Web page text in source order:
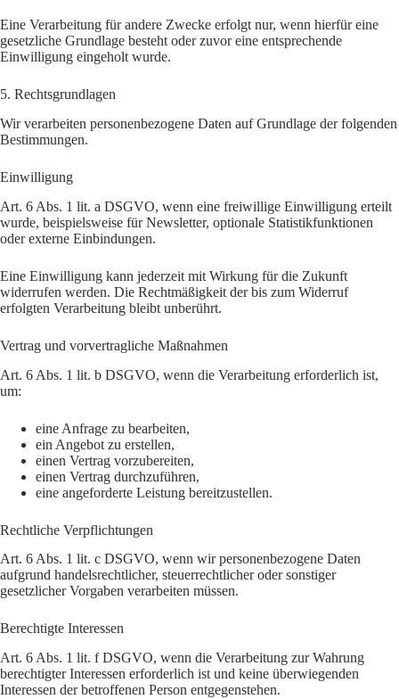
Eine Verarbeitung für andere Zwecke erfolgt nur, wenn hierfür eine
gesetzliche Grundlage besteht oder zuvor eine entsprechende
Einwilligung eingeholt wurde.
5. Rechtsgrundlagen
Wir verarbeiten personenbezogene Daten auf Grundlage der folgenden
Bestimmungen.
Einwilligung
Art. 6 Abs. 1 lit. a DSGVO, wenn eine freiwillige Einwilligung erteilt
wurde, beispielsweise für Newsletter, optionale Statistikfunktionen
oder externe Einbindungen.
Eine Einwilligung kann jederzeit mit Wirkung für die Zukunft
widerrufen werden. Die Rechtmäßigkeit der bis zum Widerruf
erfolgten Verarbeitung bleibt unberührt.
Vertrag und vorvertragliche Maßnahmen
Art. 6 Abs. 1 lit. b DSGVO, wenn die Verarbeitung erforderlich ist,
um:
eine Anfrage zu bearbeiten,
ein Angebot zu erstellen,
einen Vertrag vorzubereiten,
einen Vertrag durchzuführen,
eine angeforderte Leistung bereitzustellen.
Rechtliche Verpflichtungen
Art. 6 Abs. 1 lit. c DSGVO, wenn wir personenbezogene Daten
aufgrund handelsrechtlicher, steuerrechtlicher oder sonstiger
gesetzlicher Vorgaben verarbeiten müssen.
Berechtigte Interessen
Art. 6 Abs. 1 lit. f DSGVO, wenn die Verarbeitung zur Wahrung
berechtigter Interessen erforderlich ist und keine überwiegenden
Interessen der betroffenen Person entgegenstehen.